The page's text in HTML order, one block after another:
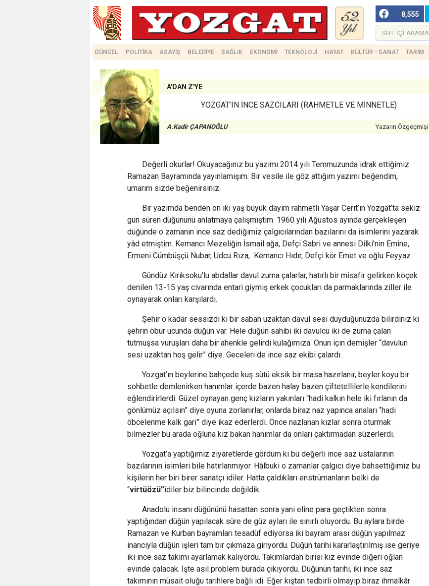
8,555
GÜNCEL POLİTİKA ASAYİŞ BELEDİYE SAĞLIK EKONOMİ TEKNOLOJİ HAYAT KÜLTÜR - SANAT TARIM
A'DAN Z'YE
YOZGAT’IN İNCE SAZCILARI (RAHMETLE VE MİNNETLE)
A.Kadir ÇAPANOĞLU Yazarın Özgeçmişi
Değerli okurlar! Okuyacağınız bu yazımı 2014 yılı Temmuzunda idrak ettiğimiz
Ramazan Bayramında yayınlamışım. Bir vesile ile göz attığım yazımı beğendim,
umarım sizde beğenirsiniz.
Bir yazımda benden on iki yaş büyük dayım rahmetli Yaşar Cerit’in Yozgat’ta sekiz
gün süren düğününü anlatmaya çalışmıştım. 1960 yılı Ağustos ayında gerçekleşen
düğünde o zamanın ince saz dediğimiz çalgıcılarından bazılarını da isimlerini yazarak
yâd etmiştim. Kemancı Mezeliğin İsmail ağa, Defçi Sabri ve annesi Dilki’nin Emine,
Ermeni Cümbüşçü Nubar, Udcu Rıza, Kemancı Hıdır, Defçi kör Emet ve oğlu Feyyaz.
Gündüz Kırıksoku’lu abdallar davul zurna çalarlar, hatırlı bir misafir gelirken köçek
denilen 13-15 yaş civarında entari giymiş erkek çocukları da parmaklarında ziller ile
oynayarak onları karşılardı.
Şehir o kadar sessizdi ki bir sabah uzaktan davul sesi duyduğunuzda bilirdiniz ki
şehrin öbür ucunda düğün var. Hele düğün sahibi iki davulcu iki de zurna çalan
tutmuşsa vuruşları daha bir ahenkle gelirdi kulağımıza. Onun için demişler “davulun
sesi uzaktan hoş gelir” diye. Geceleri de ince saz ekibi çalardı.
Yozgat’ın beylerine bahçede kuş sütü eksik bir masa hazırlanır, beyler koyu bir
sohbetle demlenirken hanımlar içerde bazen halay bazen çiftetellilerle kendilerini
eğlendirirlerdi. Güzel oynayan genç kızların yakınları “hadi kalkın hele iki fırlanın da
gönlümüz açılsın” diye oyuna zorlanırlar, onlarda biraz naz yapınca anaları “hadi
öbcelenme kalk gari” diye ikaz ederlerdi. Önce nazlanan kızlar sonra oturmak
bilmezler bu arada oğluna kız bakan hanımlar da onları çaktırmadan süzerlerdi.
Yozgat’a yaptığımız ziyaretlerde gördüm ki bu değerli ince saz ustalarının
bazılarının isimleri bile hatırlanmıyor. Hâlbuki o zamanlar çalgıcı diye bahsettiğimiz bu
kişilerin her biri birer sanatçı idiler. Hatta çaldıkları enstrümanların belki de
“virtüözü”idiler biz bilincinde değildik.
Anadolu insanı düğününü hasattan sonra yani eline para geçtikten sonra
yaptığından düğün yapılacak süre de güz ayları ile sınırlı oluyordu. Bu aylara birde
Ramazan ve Kurban bayramları tesadüf ediyorsa iki bayram arası düğün yapılmaz
inancıyla düğün işleri tam bir çıkmaza giriyordu. Düğün tarihi kararlaştırılmış ise geriye
iki ince saz takımı ayarlamak kalıyordu. Takımlardan birisi kız evinde diğeri oğlan
evinde çalacak. İşte asıl problem burada çıkıyordu. Düğünün tarihi, iki ince saz
takımının müsait oluğu tarihlere bağlı idi. Eğer kıştan tedbirli olmayıp biraz ihmalkâr